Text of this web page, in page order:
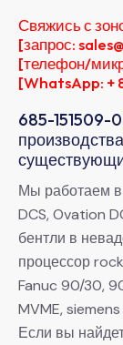
Свяжись с
[запрос:
[телефон/
[WhatsApp: +
685-151509-
Мы работаем в
DCS, Ovation
бентли в
процессор
Fanuc 90/30,
MVME, siemens
Если вы